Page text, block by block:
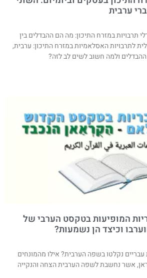
ערבית
תרבויות במזרח התיכון: מה הם ההבדלים בין
לתרבויות האסלאמיות במזרח התיכון: ערבית,
ולמה חשוב לשים לב לזה?
המופיעות בטקסט הערבי של
וכיצד הן נשמעות?
עבריים נקלטו בשפה הערבית? אילו מהמונחים
אשר נחשבת לשפה הערבית הצחה והנקייה